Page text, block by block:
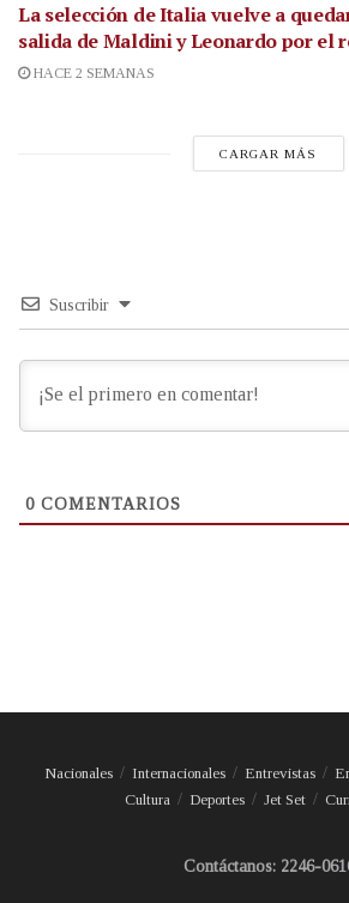
La selección de Italia vuelve a
salida de Maldini y Leonardo por el
HACE 2 SEMANAS
CARGAR MÁS
Suscribir
0 COMENTARIOS
Nacionales Internacionales Entrevistas
Cultura
Deportes Jet Set
Contáctanos: 2246-